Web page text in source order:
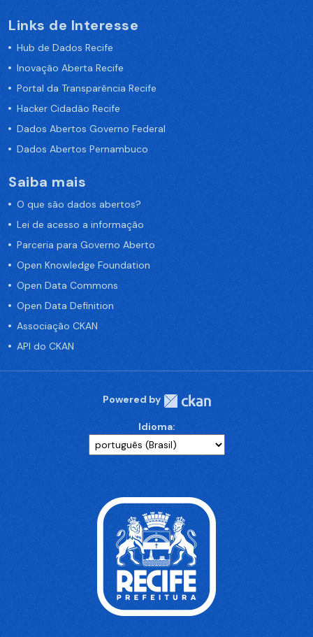
Links de Interesse
Hub de Dados Recife
Inovação Aberta Recife
Portal da Transparência Recife
Hacker Cidadão Recife
Dados Abertos Governo Federal
Dados Abertos Pernambuco
Saiba mais
O que são dados abertos?
Lei de acesso a informação
Parceria para Governo Aberto
Open Knowledge Foundation
Open Data Commons
Open Data Definition
Associação CKAN
API do CKAN
Powered by
Idioma